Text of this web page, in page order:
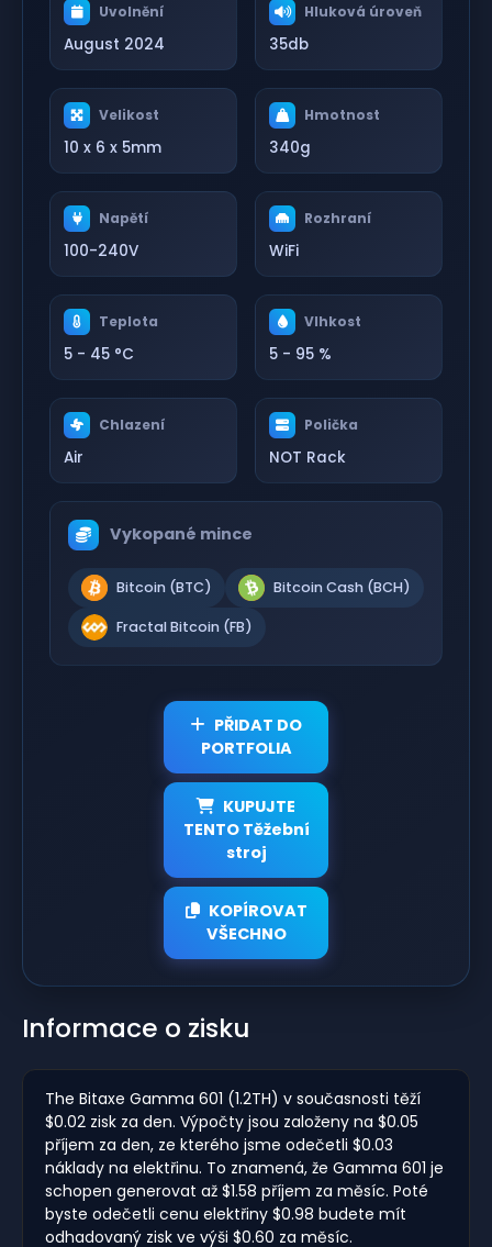
Uvolnění
August 2024
Hluková úroveň
35db
Velikost
10 x 6 x 5mm
Hmotnost
340g
Napětí
100-240V
Rozhraní
WiFi
Teplota
5 - 45 °C
Vlhkost
5 - 95 %
Chlazení
Air
Polička
NOT Rack
Vykopané mince
Bitcoin (BTC) Bitcoin Cash (BCH)
Fractal Bitcoin (FB)
PŘIDAT DO
PORTFOLIA
KUPUJTE
TENTO Těžební
stroj
KOPÍROVAT
VŠECHNO
Informace o zisku
The Bitaxe Gamma 601 (1.2TH) v současnosti těží
$0.02 zisk za den. Výpočty jsou založeny na $0.05
příjem za den, ze kterého jsme odečetli $0.03
náklady na elektřinu. To znamená, že Gamma 601 je
schopen generovat až $1.58 příjem za měsíc. Poté
byste odečetli cenu elektřiny $0.98 budete mít
odhadovaný zisk ve výši $0.60 za měsíc.